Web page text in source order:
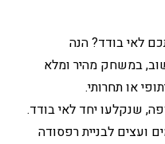
לאי בודד? הנה
במשחק מהיר ומלא
או תחרותי.
שנקלעו יחד לאי בודד.
ועצים לבניית רפסודה